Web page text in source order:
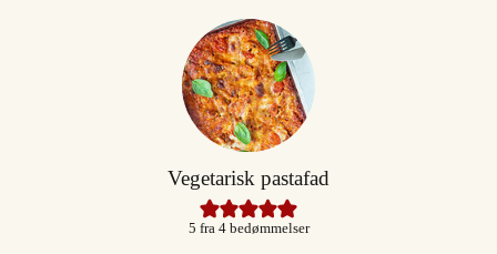
Vegetarisk pastafad
5 fra 4bedømmelser